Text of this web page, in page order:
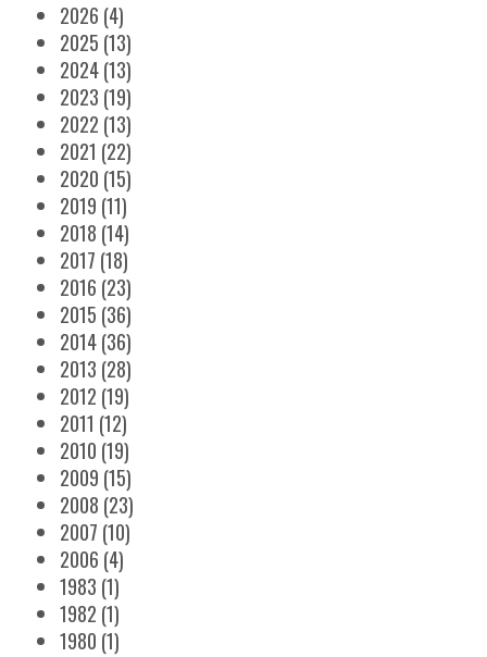
2026 (4)
2025 (13)
2024(13)
2023 (19)
2022 (13)
2021 (22)
2020 (15)
2019 (11)
2018 (14)
2017 (18)
2016 (23)
2015 (36)
2014(36)
2013 (28)
2012 (19)
2011 (12)
2010 (19)
2009 (15)
2008 (23)
2007 (10)
2006 (4)
1983 (1)
1982 (1)
1980 (1)